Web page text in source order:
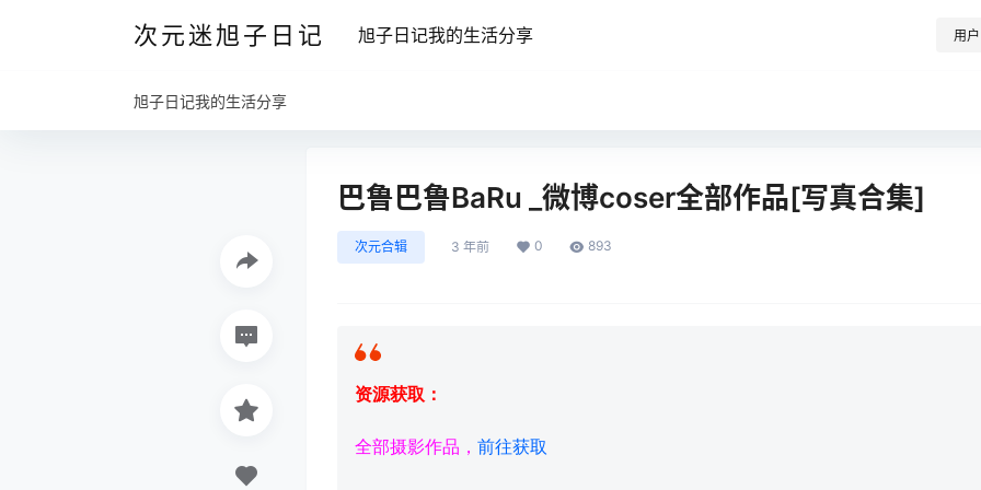
次元迷旭子日记 旭子日记我的生活分享 用户
旭子日记我的生活分享
巴鲁巴鲁BaRu _微博coser全部作品[写真合集]
次元合辑 3 年前 0 893
资源获取：
全部摄影作品， 前往获取